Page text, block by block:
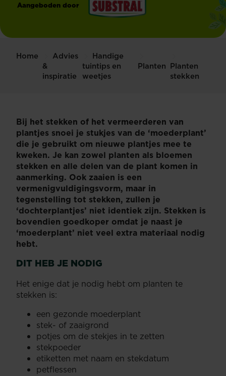
Aangeboden door
Home
Advies
&
inspiratie
Handige
tuintips en
weetjes
Planten Planten
stekken
Bij het stekken of het vermeerderen van
plantjes snoei je stukjes van de ‘moederplant’
die je gebruikt om nieuwe plantjes mee te
kweken. Je kan zowel planten als bloemen
stekken en alle delen van de plant komen in
aanmerking. Ook zaaien is een
vermenigvuldigingsvorm, maar in
tegenstelling tot stekken, zullen je
‘dochterplantjes’ niet identiek zijn. Stekken is
bovendien goedkoper omdat je naast je
‘moederplant’ niet veel extra materiaal nodig
hebt.
DIT HEB JE NODIG
Het enige dat je nodig hebt om planten te
stekken is:
een gezonde moederplant
stek- of zaaigrond
potjes om de stekjes in te zetten
stekpoeder
etiketten met naam en stekdatum
petflessen